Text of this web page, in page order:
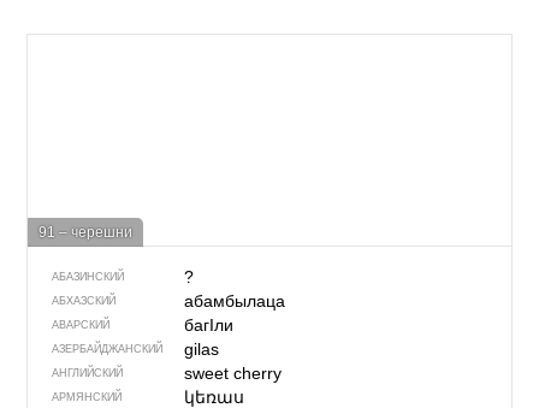
91 – черешни
АБАЗИНСКИЙ ?
АБХАЗСКИЙ абамбылаца
АВАРСКИЙ багIли
АЗЕРБАЙДЖАН­СКИЙ gilas
АНГЛИЙСКИЙ sweet cherry
АРМЯНСКИЙ կեռաս